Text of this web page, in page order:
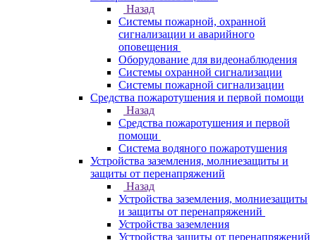
Назад
Системы пожарной, охранной
сигнализации и аварийного
оповещения
Оборудование для видеонаблюдения
Системы охранной сигнализации
Системы пожарной сигнализации
Средства пожаротушения и первой помощи
Назад
Средства пожаротушения и первой
помощи
Система водяного пожаротушения
Устройства заземления, молниезащиты и
защиты от перенапряжений
Назад
Устройства заземления, молниезащиты
и защиты от перенапряжений
Устройства заземления
Устройства защиты от перенапряжений